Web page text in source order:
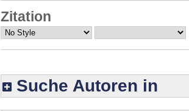
Zitation
Suche Autoren in